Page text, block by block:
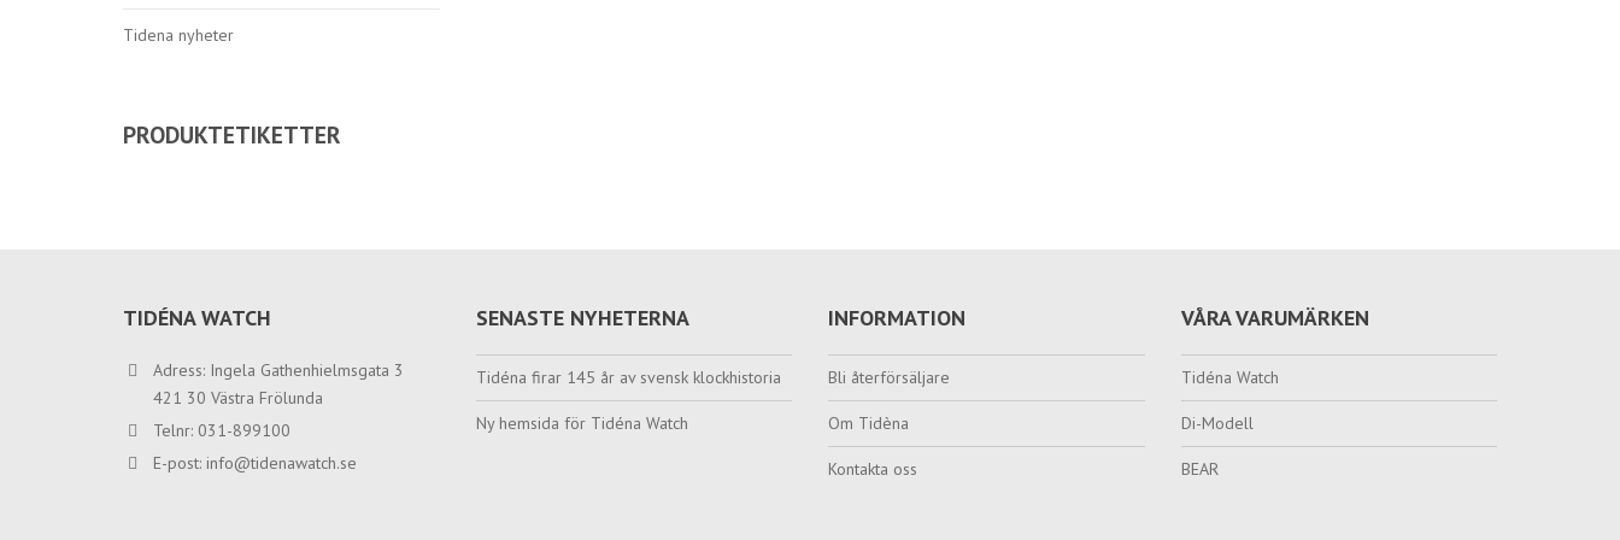
Tidena nyheter
PRODUKTETIKETTER
TIDÉNA WATCH
Adress: Ingela Gathenhielmsgata 3
421 30 Västra Frölunda
Telnr: 031-899100
E-post: info@tidenawatch.se
SENASTE NYHETERNA
Tidéna firar 145 år av svensk klockhistoria
Ny hemsida för Tidéna Watch
INFORMATION
Bli återförsäljare
Om Tidèna
Kontakta oss
VÅRA VARUMÄRKEN
Tidéna Watch
Di-Modell
BEAR